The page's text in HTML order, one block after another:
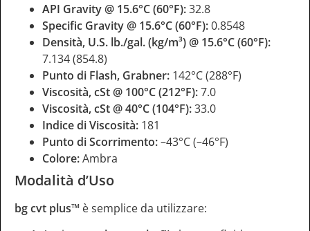
API Gravity @ 15.6°C (60°F):32.8
Specific Gravity @ 15.6°C (60°F):0.8548
Densità, U.S. lb./gal. (kg/m³) @ 15.6°C (60°F):
7.134 (854.8)
Punto di Flash, Grabner: 142°C (288°F)
Viscosità, cSt @ 100°C (212°F):7.0
Viscosità, cSt @ 40°C (104°F):33.0
Indice di Viscosità: 181
Punto di Scorrimento:–43°C (–46°F)
Colore:Ambra
Modalità d’Uso
bg cvt plus™ è semplice da utilizzare: